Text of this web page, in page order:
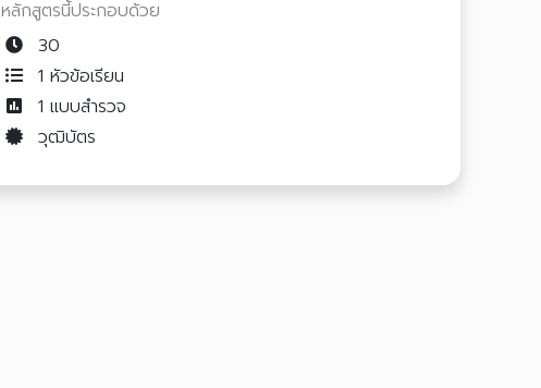
หลักสูตรนี้ประกอบด้วย
30
1 หัวข้อเรียน
1 แบบสำรวจ
วุฒิบัตร